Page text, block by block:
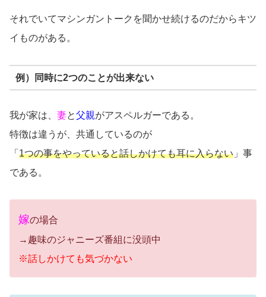
それでいてマシンガントークを聞かせ続けるのだからキツ
イものがある。
例）同時に2つのことが出来ない
我が家は、 妻と父親がアスペルガーである。
特徴は違うが、共通しているのが
「 1つの事をやっていると話しかけても耳に入らない 」事
である。
嫁の場合
→趣味のジャニーズ番組に没頭中
※話しかけても気づかない